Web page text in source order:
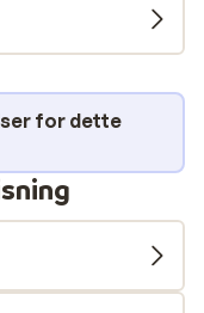
og de voksne kan
over
eller dampbadet.
morgenen er der
retter, og om
fra Trentino-
smuk udsigt over
for dette